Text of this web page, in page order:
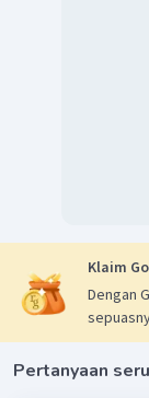
Klaim
Dengan
Pertanyaan